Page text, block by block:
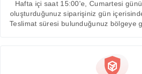
Hafta içi saat 15:00'e, Cumartesi
oluşturduğunuz siparişiniz gün
Teslimat süresi bulunduğunuz bölgeye